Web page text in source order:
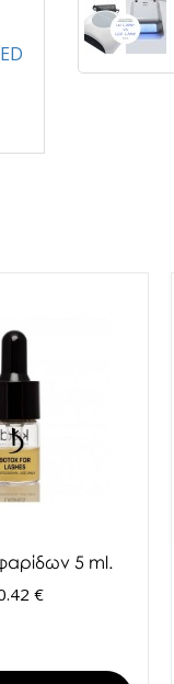
5 ml.
€